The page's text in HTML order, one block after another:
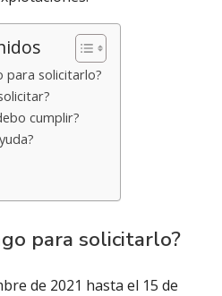
para solicitarlo?
cumplir?
para solicitarlo?
de 2021 hasta el 15 de